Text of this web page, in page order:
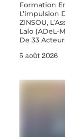
Formation
L’impulsion
ZINSOU,
Lalo (ADeL-
De 33
5 août 2026